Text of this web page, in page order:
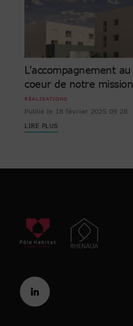
L'accompagnement au
coeur de notre mission
RÉALISATIONS
Publié le 18 février 2025 09 28
LIRE PLUS